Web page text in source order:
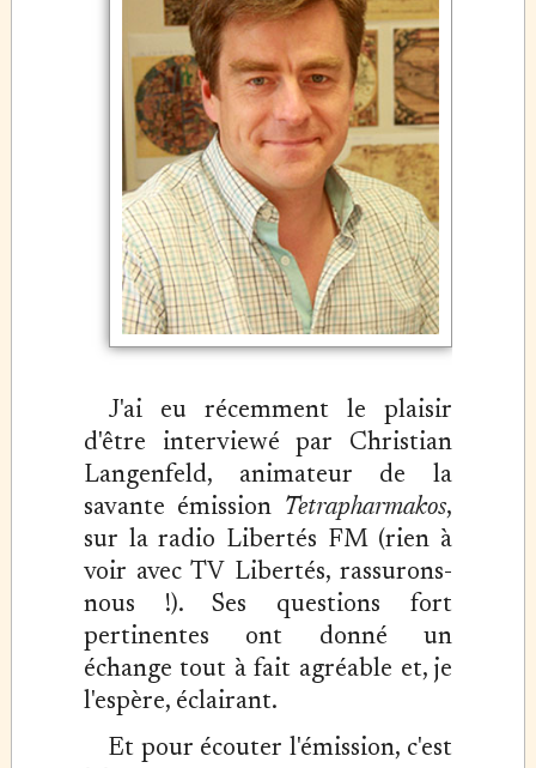
J'ai eu récemment le plaisir
d'être interviewé par Christian
Langenfeld, animateur de la
savante émission Tetrapharmakos,
sur la radio Libertés FM (rien à
voir avec TV Libertés, rassurons-
nous !). Ses questions fort
pertinentes ont donné un
échange tout à fait agréable et, je
l'espère, éclairant.
Et pour écouter l'émission, c'est